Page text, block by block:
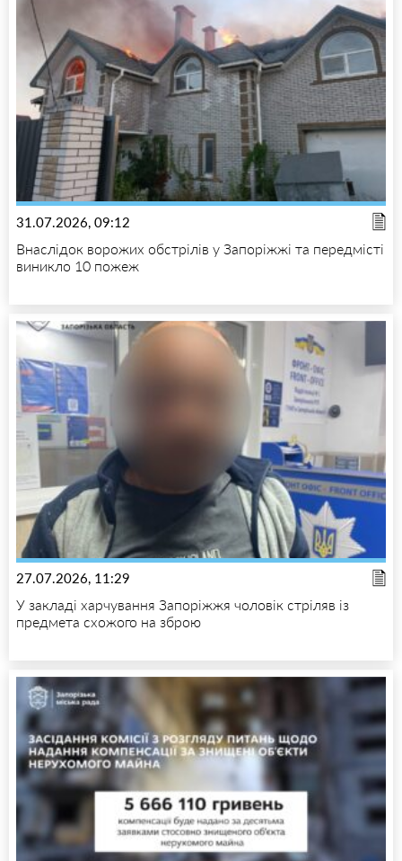
31.07.2026, 09:12
Внаслідок ворожих обстрілів у Запоріжжі та передмісті
виникло 10 пожеж
27.07.2026, 11:29
У закладі харчування Запоріжжя чоловік стріляв із
предмета схожого на зброю